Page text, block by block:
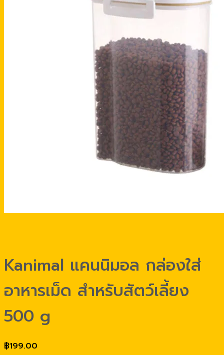
Kanimal แคนนิมอล กล่องใส่
อาหารเม็ด สำหรับสัตว์เลี้ยง
500 g
฿199.00